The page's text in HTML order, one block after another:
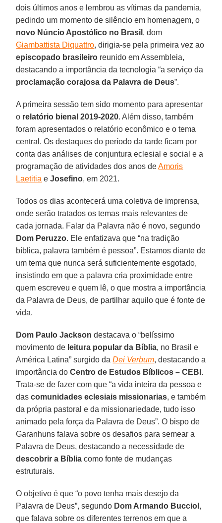
dois últimos anos e lembrou as vítimas da pandemia,
pedindo um momento de silêncio em homenagem, o
novo Núncio Apostólico no Brasil , dom
Giambattista Diquattro, dirigia-se pela primeira vez ao
episcopado brasileiro reunido em Assembleia,
destacando a importância da tecnologia “a serviço da
proclamação corajosa da Palavra de Deus”.
A primeira sessão tem sido momento para apresentar
o relatório bienal 2019-2020. Além disso, também
foram apresentados o relatório econômico e o tema
central. Os destaques do período da tarde ficam por
conta das análises de conjuntura eclesial e social e a
programação de atividades dos anos deAmoris
Laetitia eJosefino, em 2021.
Todos os dias acontecerá uma coletiva de imprensa,
onde serão tratados os temas mais relevantes de
cada jornada. Falar da Palavra não é novo, segundo
Dom Peruzzo. Ele enfatizava que “na tradição
bíblica, palavra também é pessoa”. Estamos diante de
um tema que nunca será suficientemente esgotado,
insistindo em que a palavra cria proximidade entre
quem escreveu e quem lê, o que mostra a importância
da Palavra de Deus, de partilhar aquilo que é fonte de
vida.
Dom Paulo Jackson destacava o “belíssimo
movimento de leitura popular da Bíblia, no Brasil e
América Latina” surgido daDei Verbum, destacando a
importância doCentro de Estudos Bíblicos – CEBI .
Trata-se de fazer com que “a vida inteira da pessoa e
dascomunidades eclesiais missionarias, e também
da própria pastoral e da missionariedade, tudo isso
animado pela força da Palavra de Deus”. O bispo de
Garanhuns falava sobre os desafios para semear a
Palavra de Deus, destacando a necessidade de
descobrir a Bíblia como fonte de mudanças
estruturais.
O objetivo é que “o povo tenha mais desejo da
Palavra de Deus”, segundo Dom Armando Bucciol ,
que falava sobre os diferentes terrenos em que a